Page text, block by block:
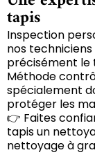
tapis
Inspection
nos
précisément le
Méthode
spécialement
protéger les
👉 Faites
tapis un
nettoyage à